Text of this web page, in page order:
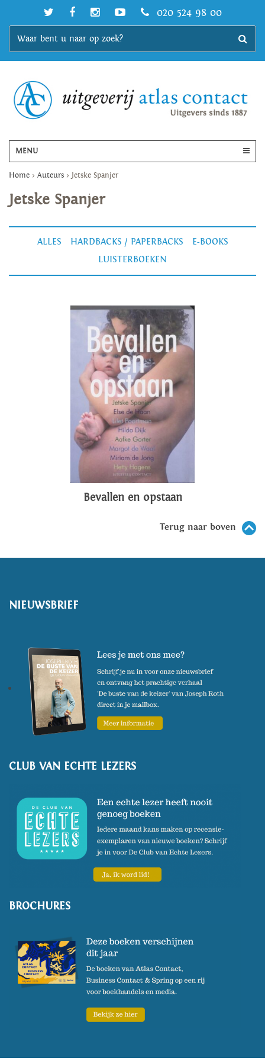
020 524 98 00
MENU
Home > Auteurs > Jetske Spanjer
Jetske Spanjer
ALLES HARDBACKS / PAPERBACKS
E-BOOKS
LUISTERBOEKEN
Bevallen en opstaan
Terug naar boven
NIEUWSBRIEF
CLUB VAN ECHTE LEZERS
BROCHURES